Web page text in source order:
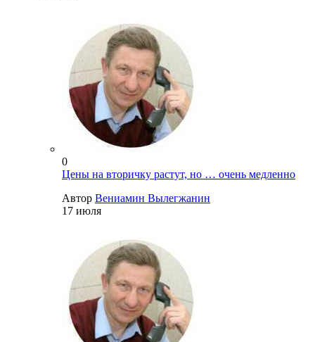
0
Цены на вторичку растут, но … очень медленно
Автор Вениамин Вылегжанин
17 июля